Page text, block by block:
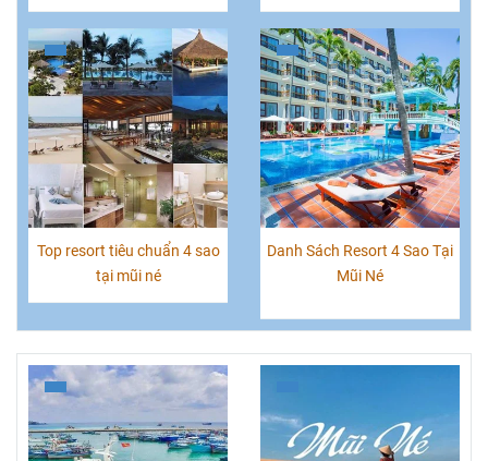
quan-phan-thiet, nhung-
diem-tham-quan-tai-mui-ne
Top resort tiêu chuẩn 4 sao
tại mũi né
Danh Sách Resort 4 Sao Tại
Mũi Né